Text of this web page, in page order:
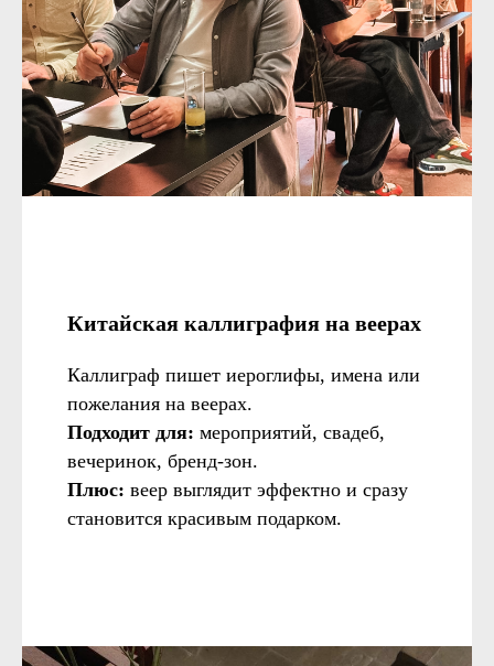
Китайская каллиграфия на веерах
Каллиграф пишет иероглифы, имена или
пожелания на веерах.
Подходит для: мероприятий, свадеб,
вечеринок, бренд-зон.
Плюс: веер выглядит эффектно и сразу
становится красивым подарком.